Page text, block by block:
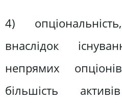
4)
внаслідок
непрямих
більшість